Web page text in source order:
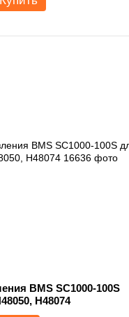
BMS SC1000-100S
H48074